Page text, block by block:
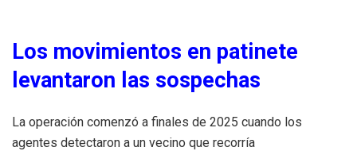
Los movimientos en patinete
levantaron las sospechas
La operación comenzó a finales de 2025 cuando los
agentes detectaron a un vecino que recorría